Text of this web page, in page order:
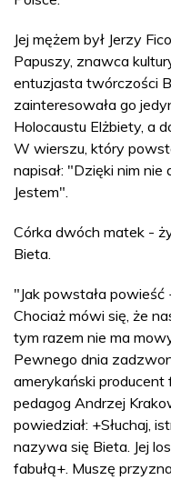
Jej mężem był Jerzy
Papuszy, znawca
entuzjasta twórczości
zainteresowała go
Holocaustu Elżbiety, a
W wierszu, który
napisał: "Dzięki nim
Jestem".
Córka dwóch matek -
Bieta.
"Jak powstała powieść
Chociaż mówi się, że
tym razem nie ma
Pewnego dnia
amerykański
pedagog Andrzej
powiedział: +Słuchaj,
nazywa się Bieta. Jej
fabułą+. Muszę